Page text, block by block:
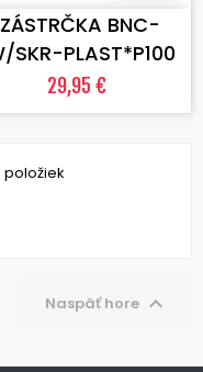
ZÁSTRČKA BNC-
SKR-PLAST*P100
29,95 €
položiek
Naspäť hore 